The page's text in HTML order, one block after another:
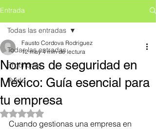
Entrada
Todas las entradas
Ergonomía
Ruido
Todas las entradas
Normas de seguridad en
México: Guía esencial para
tu empresa
Fausto Cordova Rodriguez
12 may 4 min de lectura
Obtuvo NaN de 5 estrellas.
Cuando gestionas una empresa en